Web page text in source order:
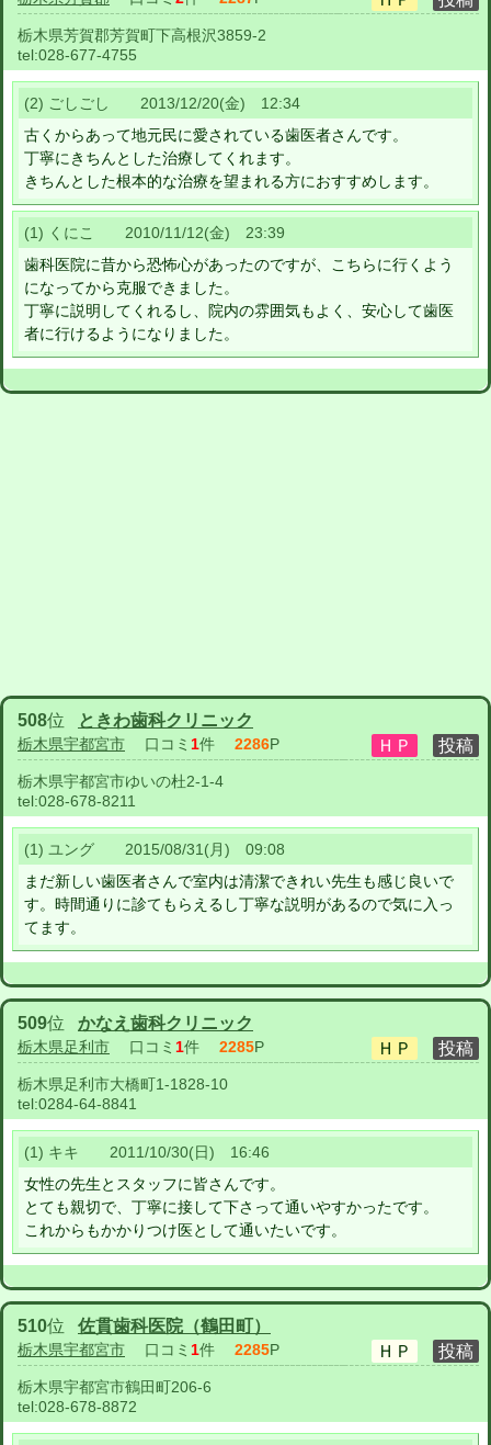
栃木県芳賀郡芳賀町下高根沢3859-2
tel:028-677-4755
(2) ごしごし 2013/12/20(金) 12:34
古くからあって地元民に愛されている歯医者さんです。
丁寧にきちんとした治療してくれます。
きちんとした根本的な治療を望まれる方におすすめします。
(1) くにこ 2010/11/12(金) 23:39
歯科医院に昔から恐怖心があったのですが、こちらに行くよう
になってから克服できました。
丁寧に説明してくれるし、院内の雰囲気もよく、安心して歯医
者に行けるようになりました。
508位 ときわ歯科クリニック
栃木県宇都宮市 口コミ 1件 2286P
栃木県宇都宮市ゆいの杜2-1-4
tel:028-678-8211
(1) ユング 2015/08/31(月) 09:08
まだ新しい歯医者さんで室内は清潔できれい先生も感じ良いで
す。時間通りに診てもらえるし丁寧な説明があるので気に入っ
てます。
509位 かなえ歯科クリニック
栃木県足利市 口コミ 1件 2285P
栃木県足利市大橋町1-1828-10
tel:0284-64-8841
(1) キキ 2011/10/30(日) 16:46
女性の先生とスタッフに皆さんです。
とても親切で、丁寧に接して下さって通いやすかったです。
これからもかかりつけ医として通いたいです。
510位 佐貫歯科医院（鶴田町）
栃木県宇都宮市 口コミ 1件 2285P
栃木県宇都宮市鶴田町206-6
tel:028-678-8872